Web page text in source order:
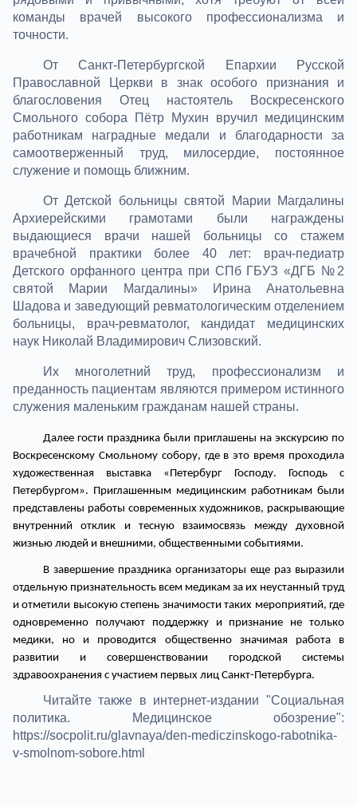
команды врачей высокого профессионализма и
точности.
От Санкт-Петербургской Епархии Русской
Православной Церкви в знак особого признания и
благословения Отец настоятель Воскресенского
Смольного собора Пётр Мухин вручил медицинским
работникам наградные медали и благодарности за
самоотверженный труд, милосердие, постоянное
служение и помощь ближним.
От Детской больницы святой Марии Магдалины
Архиерейскими грамотами были награждены
выдающиеся врачи нашей больницы со стажем
врачебной практики более 40 лет: врач-педиатр
Детского орфанного центра при СПб ГБУЗ «ДГБ №2
святой Марии Магдалины» Ирина Анатольевна
Шадова и заведующий ревматологическим отделением
больницы, врач-ревматолог, кандидат медицинских
наук Николай Владимирович Слизовский.
Их многолетний труд, профессионализм и
преданность пациентам являются примером истинного
служения маленьким гражданам нашей страны.
Далее гости праздника были приглашены на экскурсию по
Воскресенскому Смольному собору, где в это время проходила
художественная выставка «Петербург Господу. Господь с
Петербургом». Приглашенным медицинским работникам были
представлены работы современных художников, раскрывающие
внутренний отклик и тесную взаимосвязь между духовной
жизнью людей и внешними, общественными событиями.
В завершение праздника организаторы еще раз выразили
отдельную признательность всем медикам за их неустанный труд
и отметили высокую степень значимости таких мероприятий, где
одновременно получают поддержку и признание не только
медики, но и проводится общественно значимая работа в
развитии и совершенствовании городской системы
здравоохранения с участием первых лиц Санкт-Петербурга.
Читайте также в интернет-издании "Социальная
политика. Медицинское обозрение":
https://socpolit.ru/glavnaya/den-mediczinskogo-rabotnika-
v-smolnom-sobore.html